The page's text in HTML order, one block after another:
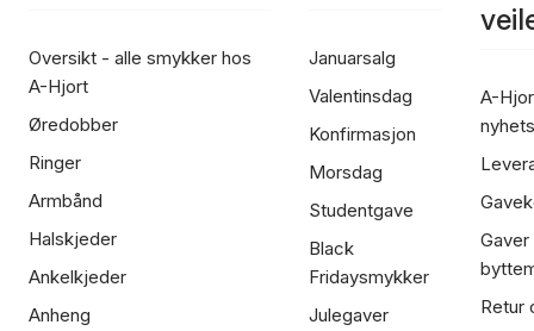
Oversikt - alle smykker hos
A-Hjort
Øredobber
Ringer
Armbånd
Halskjeder
Ankelkjeder
Anheng
Januarsalg
Valentinsdag
Konfirmasjon
Morsdag
Studentgave
Black
Fridaysmykker
Julegaver
A-
Retur